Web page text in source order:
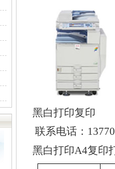
黑白打印复印
联系电话：
黑白打印A4复印